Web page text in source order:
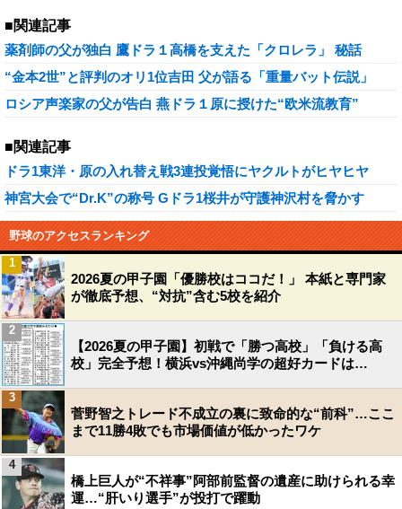
■関連記事
薬剤師の父が独白 鷹ドラ１高橋を支えた「クロレラ」 秘話
“金本2世”と評判のオリ1位吉田 父が語る「重量バット伝説」
ロシア声楽家の父が告白 燕ドラ１原に授けた“欧米流教育”
■関連記事
ドラ1東洋・原の入れ替え戦3連投覚悟にヤクルトがヒヤヒヤ
神宮大会で“Dr.K”の称号 Gドラ1桜井が守護神沢村を脅かす
野球のアクセスランキング
2026夏の甲子園「優勝校はココだ！」 本紙と専門家
が徹底予想、“対抗”含む5校を紹介
1
【2026夏の甲子園】初戦で「勝つ高校」「負ける高
校」完全予想！横浜vs沖縄尚学の超好カードは…
2
菅野智之トレード不成立の裏に致命的な“前科”…ここ
まで11勝4敗でも市場価値が低かったワケ
3
橋上巨人が“不祥事”阿部前監督の遺産に助けられる幸
運…“肝いり選手”が投打で躍動
4